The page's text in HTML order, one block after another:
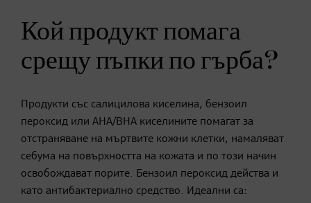
Кой продукт помага
срещу пъпки по гърба?
Продукти със салицилова киселина, бензоил
пероксид или AHA/BHA киселините помагат за
отстраняване на мъртвите кожни клетки, намаляват
себума на повърхността на кожата и по този начин
освобождават порите. Бензоил пероксид действа и
като антибактериално средство. Идеални са: